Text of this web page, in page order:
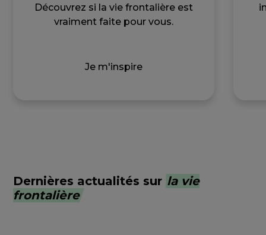
Découvrez si la vie frontalière est
vraiment faite pour vous.
Je m'inspire
Dernières actualités sur la vie
frontalière